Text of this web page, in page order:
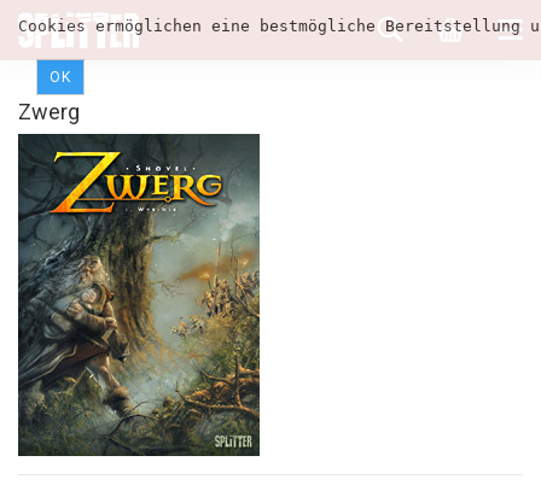
Cookies ermöglichen eine bestmögliche
OK
Zwerg